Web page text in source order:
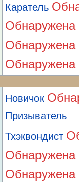
Каратель
Новичок
Призыватель
Тхэквондист